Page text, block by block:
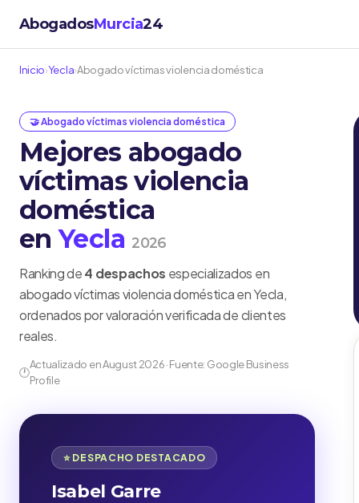
AbogadosMurcia24
Inicio›Yecla›Abogado víctimas violencia doméstica
🤝 Abogado víctimas violencia doméstica
Mejores abogado
víctimas violencia
doméstica
enYecla 2026
Ranking de4 despachos especializados en
abogado víctimas violencia doméstica en Yecla,
ordenados por valoración verificada de clientes
reales.
🕐
Actualizado en August 2026 · Fuente: Google Business
Profile
⭐ DESPACHO DESTACADO
Isabel Garre